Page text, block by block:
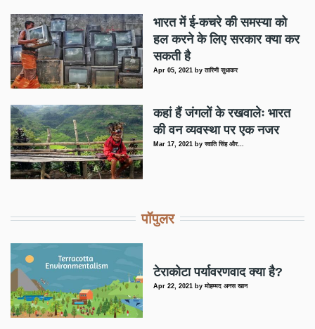
भारत में ई-कचरे की समस्या को
हल करने के लिए सरकार क्या कर
सकती है
Apr 05, 2021 byतारिणी सुधाकर
कहां हैं जंगलों के रखवालेः भारत
की वन व्यवस्था पर एक नजर
Mar 17, 2021 byस्वाति सिंह और…
पॉपुलर
टेराकोटा पर्यावरणवाद क्या है?
Apr 22, 2021 byमोहम्मद अनस खान